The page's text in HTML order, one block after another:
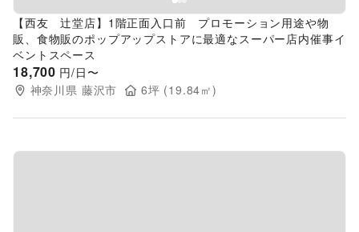
【西友 辻堂店】1階正面入口前 プロモーション用途や物
販、食物販のポップアップストアに最適なスーパー店内催事イ
ベントスペース
18,700 円/日〜
神奈川県 藤沢市 6坪 (19.84㎡)